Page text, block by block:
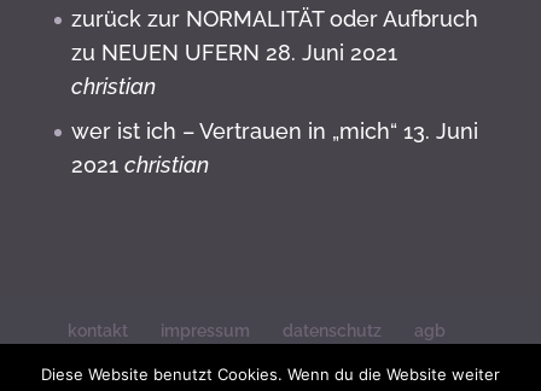
zurück zur NORMALITÄT oder Aufbruch
zu NEUEN UFERN 28. Juni 2021
christian
wer ist ich – Vertrauen in „mich“ 13. Juni
2021 christian
kontakt impressum datenschutz
agb
widerrufsbelehrung
Diese Website benutzt Cookies. Wenn du die Website weiter